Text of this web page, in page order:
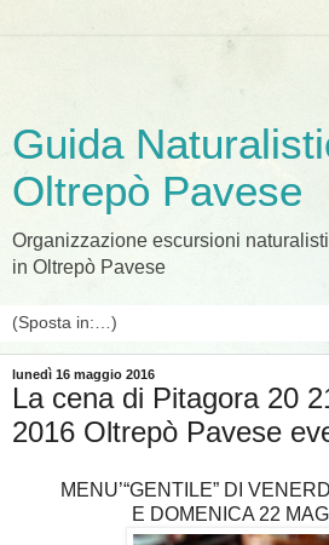
Guida
Oltrepò Pavese
Organizzazione escursioni
in Oltrepò Pavese
lunedì 16 maggio 2016
La cena di Pitagora 20
2016 Oltrepò Pavese
MENU’“GENTILE” DI
E DOMENICA 22